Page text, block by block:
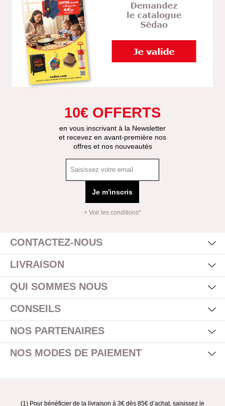
10€ OFFERTS
en vous inscrivant à la Newsletter
et recevez en avant-première nos
offres et nos nouveautés
Je m'inscris
> Voir les conditions*
CONTACTEZ-NOUS
LIVRAISON
QUI SOMMES NOUS
CONSEILS
NOS PARTENAIRES
NOS MODES DE PAIEMENT
(1) Pour bénéficier de la livraison à 3€ dès 85€ d’achat, saisissez le